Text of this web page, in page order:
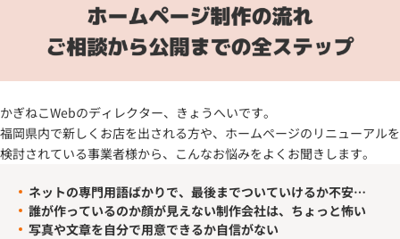
かぎねこWebのディレクター、きょうへいです。
福岡県内で新しくお店を出される方や、ホームページのリニューアルを
検討されている事業者様から、こんなお悩みをよくお聞きします。
ネットの専門用語ばかりで、最後までついていけるか不安…
誰が作っているのか顔が見えない制作会社は、ちょっと怖い
写真や文章を自分で用意できるか自信がない